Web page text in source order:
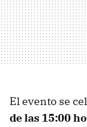
El evento se
de las 15:00